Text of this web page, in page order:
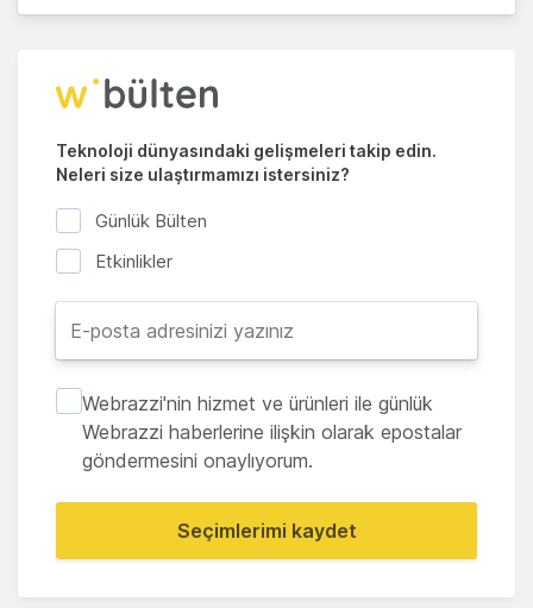
Teknoloji dünyasındaki gelişmeleri takip edin.
Neleri size ulaştırmamızı istersiniz?
Günlük Bülten
Etkinlikler
Webrazzi'nin hizmet ve ürünleri ile günlük
Webrazzi haberlerine ilişkin olarak epostalar
göndermesini onaylıyorum.
Seçimlerimi kaydet